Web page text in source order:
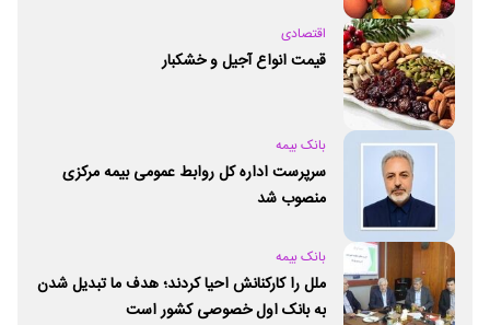
اقتصادی
قیمت انواع آجیل و خشکبار
بانک بیمه
سرپرست اداره کل روابط عمومی بیمه مرکزی
منصوب شد
بانک بیمه
ملل را کارکنانش احیا کردند؛ هدف ما تبدیل شدن
به بانک اول خصوصی کشور است